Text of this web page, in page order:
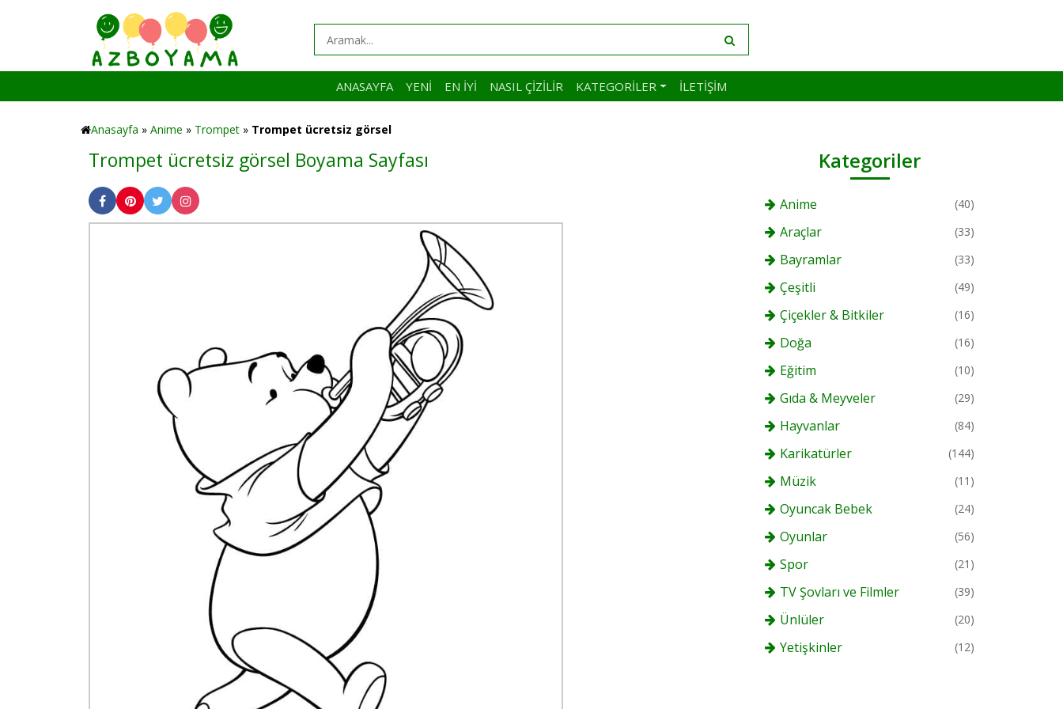
ANASAYFA YENI EN İYI NASIL ÇIZILIR KATEGORILER İLETIŞIM
Anasayfa » Anime » Trompet » Trompet ücretsiz görsel
Trompet ücretsiz görsel Boyama Sayfası Kategoriler
Anime (40)
Araçlar (33)
Bayramlar (33)
Çeşitli (49)
Çiçekler & Bitkiler (16)
Doğa (16)
Eğitim (10)
Gıda & Meyveler (29)
Hayvanlar (84)
Karikatürler (144)
Müzik (11)
Oyuncak Bebek (24)
Oyunlar (56)
Spor (21)
TV Şovları ve Filmler (39)
Ünlüler (20)
Yetişkinler (12)